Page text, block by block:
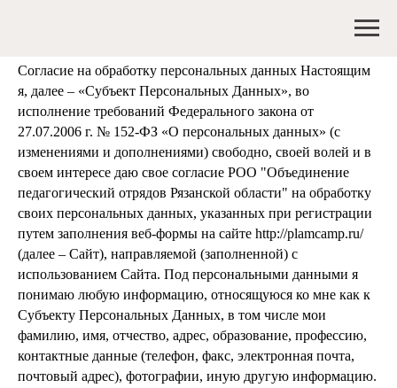
Согласие на обработку персональных данных Настоящим
я, далее – «Субъект Персональных Данных», во
исполнение требований Федерального закона от
27.07.2006 г. № 152-ФЗ «О персональных данных» (с
изменениями и дополнениями) свободно, своей волей и в
своем интересе даю свое согласие РОО "Объединение
педагогический отрядов Рязанской области" на обработку
своих персональных данных, указанных при регистрации
путем заполнения веб-формы на сайте http://plamcamp.ru/
(далее – Сайт), направляемой (заполненной) с
использованием Сайта. Под персональными данными я
понимаю любую информацию, относящуюся ко мне как к
Субъекту Персональных Данных, в том числе мои
фамилию, имя, отчество, адрес, образование, профессию,
контактные данные (телефон, факс, электронная почта,
почтовый адрес), фотографии, иную другую информацию.